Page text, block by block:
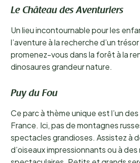
Le Château des Aventuriers
Un lieu incontournable pour les
l’aventure à la recherche d’un
promenez-vous dans la forêt à la
dinosaures grandeur nature.
Puy du Fou
Ce parc à thème unique est l’un
France. Ici, pas de montagnes
spectacles grandioses. Assistez à
d’oiseaux impressionnants ou à